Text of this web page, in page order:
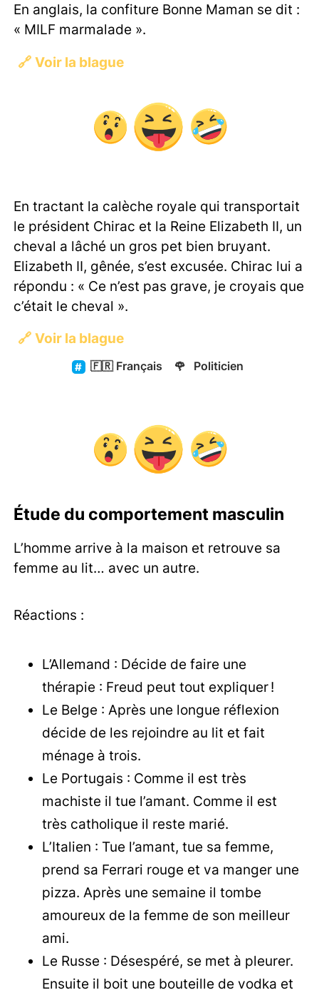
En anglais, la confiture Bonne Maman se dit :
« MILF marmalade ».
🔗 Voir la blague
En tractant la calèche royale qui transportait
le président Chirac et la Reine Elizabeth II, un
cheval a lâché un gros pet bien bruyant.
Elizabeth II, gênée, s’est excusée. Chirac lui a
répondu : « Ce n’est pas grave, je croyais que
c’était le cheval ».
🔗 Voir la blague
🇫🇷Français 🌹 Politicien
Étude du comportement masculin
L’homme arrive à la maison et retrouve sa
femme au lit… avec un autre.
Réactions :
L’Allemand : Décide de faire une
thérapie : Freud peut tout expliquer !
Le Belge : Après une longue réflexion
décide de les rejoindre au lit et fait
ménage à trois.
Le Portugais : Comme il est très
machiste il tue l’amant. Comme il est
très catholique il reste marié.
L’Italien : Tue l’amant, tue sa femme,
prend sa Ferrari rouge et va manger une
pizza. Après une semaine il tombe
amoureux de la femme de son meilleur
ami.
Le Russe : Désespéré, se met à pleurer.
Ensuite il boit une bouteille de vodka et